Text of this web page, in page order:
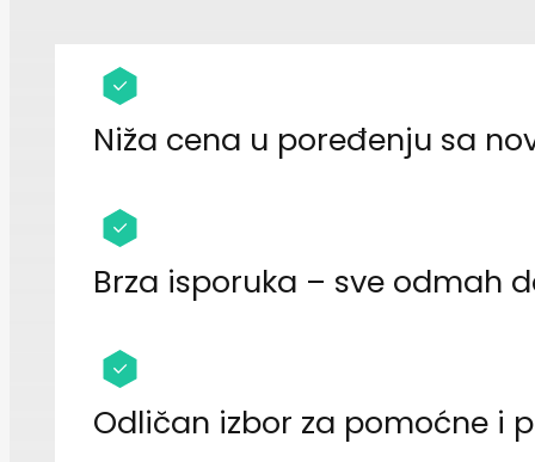
Niža cena u poređenju sa
Brza isporuka – sve odmah
Odličan izbor za pomoćne i